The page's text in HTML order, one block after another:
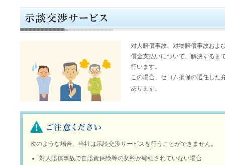
対人賠償事故、対物賠償事故およ
償金支払いについて、解決するま
行います。
この場合、セコム損保の選任した
あります。
次のような場合、当社は示談交渉サービスを行うことができません。
対人賠償事故で自賠責保険等の契約が締結されていない場合